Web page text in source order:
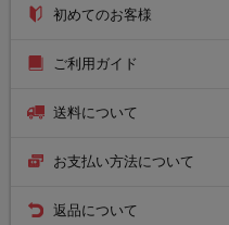
初めてのお客様
ご利用ガイド
送料について
お支払い方法について
返品について